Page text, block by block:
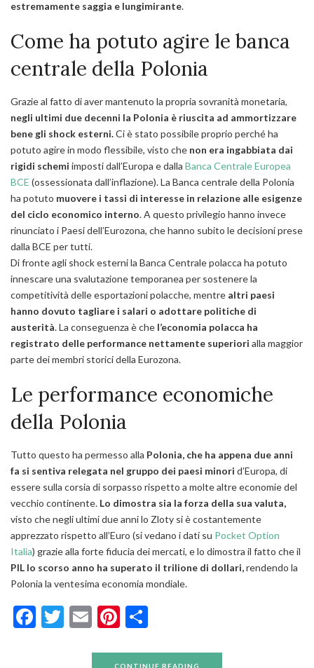
estremamente saggia e lungimirante.
Come ha potuto agire le banca
centrale della Polonia
Grazie al fatto di aver mantenuto la propria sovranità monetaria,
negli ultimi due decenni la Polonia è riuscita ad ammortizzare
bene gli shock esterni.Ci è stato possibile proprio perché ha
potuto agire in modo flessibile, visto che non era ingabbiata dai
rigidi schemi imposti dall’Europa e dalla Banca Centrale Europea
BCE (ossessionata dall’inflazione). La Banca centrale della Polonia
ha potuto muovere i tassi di interesse in relazione alle esigenze
del ciclo economico interno. A questo privilegio hanno invece
rinunciato i Paesi dell’Eurozona, che hanno subito le decisioni prese
dalla BCE per tutti.
Di fronte agli shock esterni la Banca Centrale polacca ha potuto
innescare una svalutazione temporanea per sostenere la
competitività delle esportazioni polacche, mentre altri paesi
hanno dovuto tagliare i salari o adottare politiche di
austerità. La conseguenza è che l’economia polacca ha
registrato delle performance nettamente superiori alla maggior
parte dei membri storici della Eurozona.
Le performance economiche
della Polonia
Tutto questo ha permesso alla Polonia, che ha appena due anni
fa si sentiva relegata nel gruppo dei paesi minori d’Europa, di
essere sulla corsia di sorpasso rispetto a molte altre economie del
vecchio continente. Lo dimostra sia la forza della sua valuta,
visto che negli ultimi due anni lo Zloty si è costantemente
apprezzato rispetto all’Euro (si vedano i dati su Pocket Option
Italia) grazie alla forte fiducia dei mercati, e lo dimostra il fatto che il
PIL lo scorso anno ha superato il trilione di dollari,rendendo la
Polonia la ventesima economia mondiale.
Facebook
Twitter
EmailPinterest
CONTINUE READING